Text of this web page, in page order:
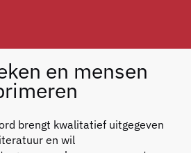
en mensen
brengt kwalitatief uitgegeven
en wil